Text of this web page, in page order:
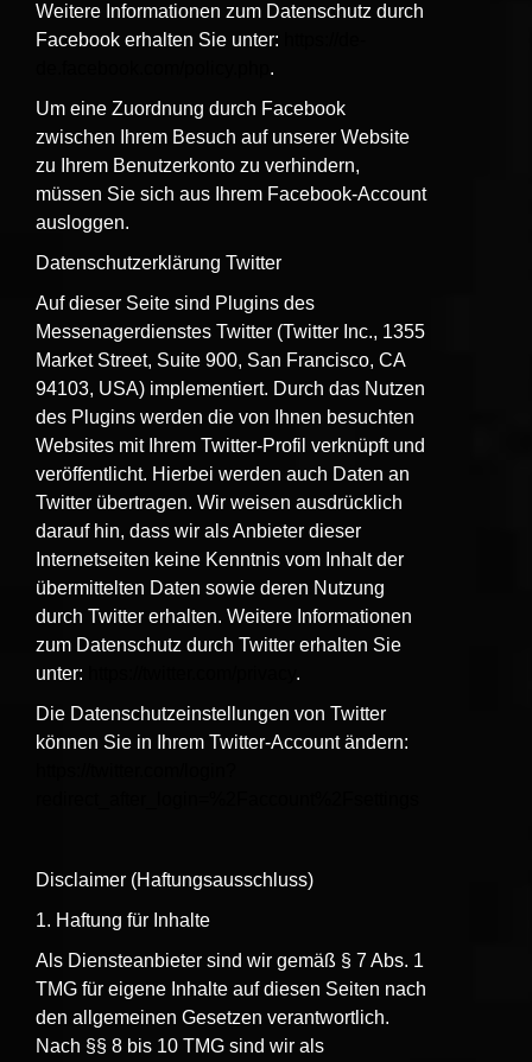
Weitere Informationen zum Datenschutz durch
Facebook erhalten Sie unter:
.
Um eine Zuordnung durch Facebook
zwischen Ihrem Besuch auf unserer Website
zu Ihrem Benutzerkonto zu verhindern,
müssen Sie sich aus Ihrem Facebook-Account
ausloggen.
Datenschutzerklärung Twitter
Auf dieser Seite sind Plugins des
Messenagerdienstes Twitter (Twitter Inc., 1355
Market Street, Suite 900, San Francisco, CA
94103, USA) implementiert. Durch das Nutzen
des Plugins werden die von Ihnen besuchten
Websites mit Ihrem Twitter-Profil verknüpft und
veröffentlicht. Hierbei werden auch Daten an
Twitter übertragen. Wir weisen ausdrücklich
darauf hin, dass wir als Anbieter dieser
Internetseiten keine Kenntnis vom Inhalt der
übermittelten Daten sowie deren Nutzung
durch Twitter erhalten. Weitere Informationen
zum Datenschutz durch Twitter erhalten Sie
unter:
.
Die Datenschutzeinstellungen von Twitter
können Sie in Ihrem Twitter-Account ändern:
Disclaimer (Haftungsausschluss)
1. Haftung für Inhalte
Als Diensteanbieter sind wir gemäß § 7 Abs. 1
TMG für eigene Inhalte auf diesen Seiten nach
den allgemeinen Gesetzen verantwortlich.
Nach §§ 8 bis 10 TMG sind wir als